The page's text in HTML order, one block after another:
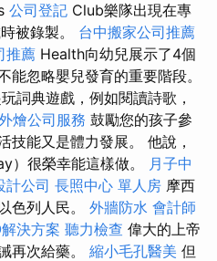
公司登記 Club樂隊出現在專
被錄製。 台中搬家公司推薦
推薦 Health向幼兒展示了4個
忽略嬰兒發育的重要階段。
詞典遊戲，例如閱讀詩歌，
燴公司服務 鼓勵您的孩子參
技能又是體力發展。 他說，
）很榮幸能這樣做。 月子中
計公司 長照中心 單人房 摩西
色列人民。 外牆防水 會計師
決方案 聽力檢查 偉大的上帝
再次給藥。 縮小毛孔醫美 但